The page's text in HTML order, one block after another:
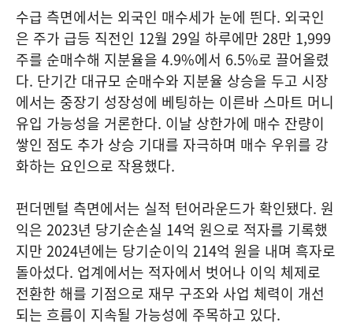
수급 측면에서는 외국인 매수세가 눈에 띈다. 외국인
은 주가 급등 직전인 12월 29일 하루에만 28만 1,999
주를 순매수해 지분율을 4.9%에서 6.5%로 끌어올렸
다. 단기간 대규모 순매수와 지분율 상승을 두고 시장
에서는 중장기 성장성에 베팅하는 이른바 스마트 머니
유입 가능성을 거론한다. 이날 상한가에 매수 잔량이
쌓인 점도 추가 상승 기대를 자극하며 매수 우위를 강
화하는 요인으로 작용했다.
펀더멘털 측면에서는 실적 턴어라운드가 확인됐다. 원
익은 2023년 당기순손실 14억 원으로 적자를 기록했
지만 2024년에는 당기순이익 214억 원을 내며 흑자로
돌아섰다. 업계에서는 적자에서 벗어나 이익 체제로
전환한 해를 기점으로 재무 구조와 사업 체력이 개선
되는 흐름이 지속될 가능성에 주목하고 있다.